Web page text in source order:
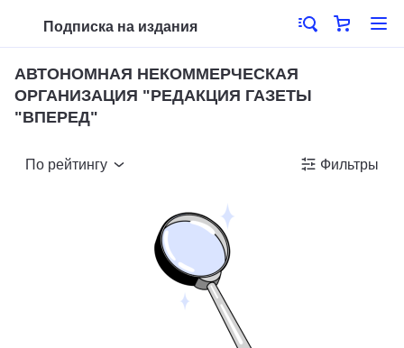
Подписка на издания
АВТОНОМНАЯ НЕКОММЕРЧЕСКАЯ
ОРГАНИЗАЦИЯ "РЕДАКЦИЯ ГАЗЕТЫ
"ВПЕРЕД"
По рейтингу Фильтры